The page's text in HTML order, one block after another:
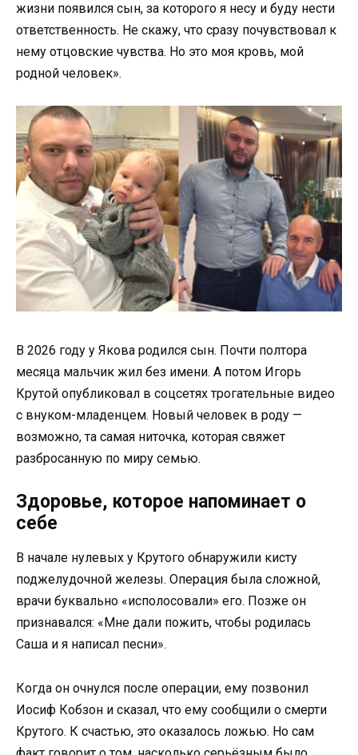
жизни появился сын, за которого я несу и буду нести
ответственность. Не скажу, что сразу почувствовал к
нему отцовские чувства. Но это моя кровь, мой
родной человек».
В 2026 году у Якова родился сын. Почти полтора
месяца мальчик жил без имени. А потом Игорь
Крутой опубликовал в соцсетях трогательные видео
с внуком-младенцем. Новый человек в роду —
возможно, та самая ниточка, которая свяжет
разбросанную по миру семью.
Здоровье, которое напоминает о
себе
В начале нулевых у Крутого обнаружили кисту
поджелудочной железы. Операция была сложной,
врачи буквально «исполосовали» его. Позже он
признавался: «Мне дали пожить, чтобы родилась
Саша и я написал песни».
Когда он очнулся после операции, ему позвонил
Иосиф Кобзон и сказал, что ему сообщили о смерти
Крутого. К счастью, это оказалось ложью. Но сам